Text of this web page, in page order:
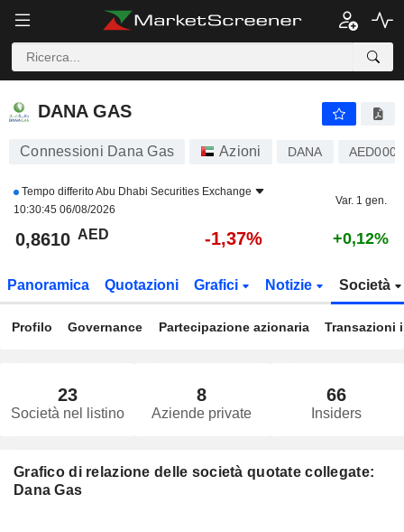
DANA GAS
DANA GAS
Connessioni Dana Gas Azioni DANA
Tempo differitoAbu Dhabi Securities Exchange
10:30:45 06/08/2026
Var. 1 gen.
0,8610 AED -1,37% +0,12%
Panoramica Quotazioni Grafici Notizie Società
Profilo Governance Partecipazione azionaria Transazioni
23
Società nel listino
8
Aziende private
66
Insiders
Grafico di relazione delle società quotate collegate:
Dana Gas